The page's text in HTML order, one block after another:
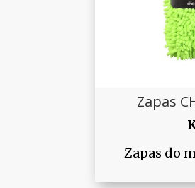
Zapas
Zapas do